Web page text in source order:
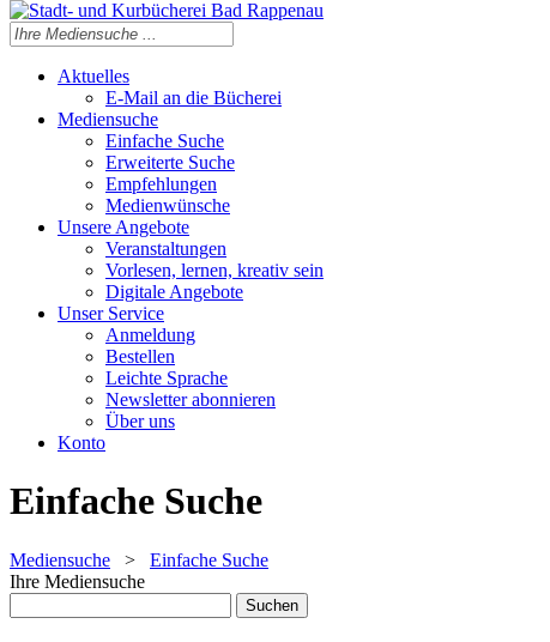
Aktuelles
E-Mail an die Bücherei
Mediensuche
Einfache Suche
Erweiterte Suche
Empfehlungen
Medienwünsche
Unsere Angebote
Veranstaltungen
Vorlesen, lernen, kreativ sein
Digitale Angebote
Unser Service
Anmeldung
Bestellen
Leichte Sprache
Newsletter abonnieren
Über uns
Konto
Einfache Suche
Mediensuche > Einfache Suche
Ihre Mediensuche